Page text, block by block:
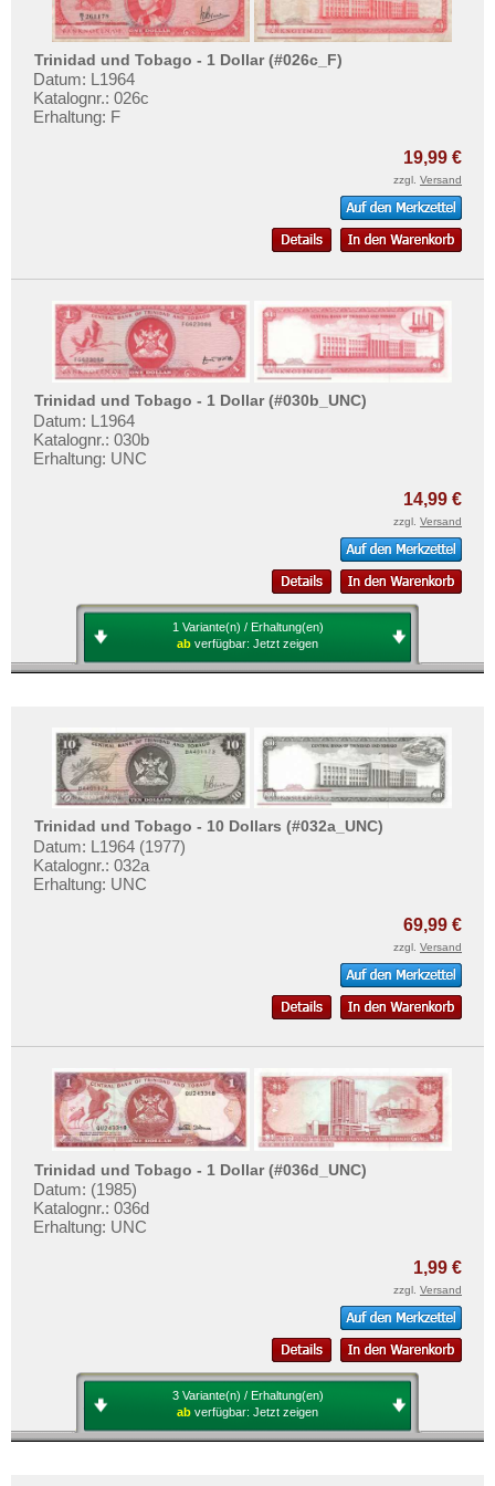
Testbanknoten
Banknotenbriefe
Kataloge
Aufbewahrung
Informationen
Preislisten
Ankauf
Erhaltungsgrade
Gratisbanknoten
FAQ
Privatsphäre und Datenschutz
Widerrufsbelehrung
Liefer- und Versandkosten
AGB
Trinidad und Tobago - 1 Dollar (#026c_F)
Datum: L1964
Katalognr.: 026c
Erhaltung: F
19,99 €
zzgl. Versand
Trinidad und Tobago - 1 Dollar (#030b_UNC)
Datum: L1964
Katalognr.: 030b
Erhaltung: UNC
14,99 €
zzgl. Versand
1 Variante(n) / Erhaltung(en)
ab verfügbar: Jetzt zeigen
Trinidad und Tobago - 10 Dollars (#032a_UNC)
Datum: L1964 (1977)
Katalognr.: 032a
Erhaltung: UNC
69,99 €
zzgl. Versand
Trinidad und Tobago - 1 Dollar (#036d_UNC)
Datum: (1985)
Katalognr.: 036d
Erhaltung: UNC
1,99 €
zzgl. Versand
3 Variante(n) / Erhaltung(en)
ab verfügbar: Jetzt zeigen